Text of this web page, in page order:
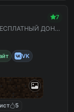
7
ДОНАТ
VK
5